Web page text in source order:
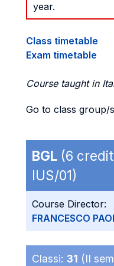
year.
Class timetable
Exam timetable
Course taught in
Go to class group/
BGL (6
IUS/01)
Course Director:
FRANCESCO
Classi: 31 (II